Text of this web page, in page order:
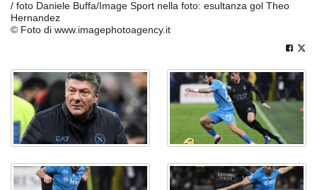
/ foto Daniele Buffa/Image Sport nella foto: esultanza gol Theo
Hernandez
© Foto di www.imagephotoagency.it